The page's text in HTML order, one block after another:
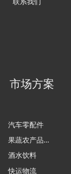
联系我们
市场方案
汽车零配件
果
蔬农产品加工
酒水饮料
快运物流